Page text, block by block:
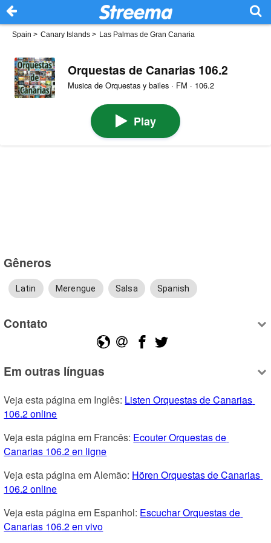
Spain > Canary Islands > Las Palmas de Gran Canaria
Orquestas de Canarias 106.2
Musica de Orquestas y bailes · FM · 106.2
Play
Gêneros
Latin Merengue Salsa Spanish
Contato
Em outras línguas
Veja esta página em Inglês: Listen Orquestas de Canarias
106.2 online
Veja esta página em Francês: Ecouter Orquestas de
Canarias 106.2 en ligne
Veja esta página em Alemão: Hören Orquestas de Canarias
106.2 online
Veja esta página em Espanhol: Escuchar Orquestas de
Canarias 106.2 en vivo